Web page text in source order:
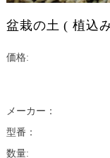
盆栽の土 ( 植込
価格:
メーカー：
型番：
数量: